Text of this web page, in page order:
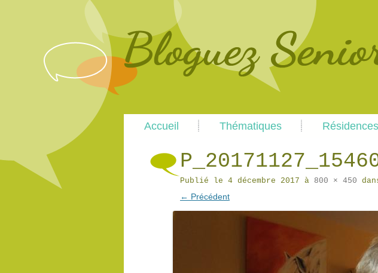
menuAccueil Thématiques Résidences
Publié le 4 décembre 2017 à 800 × 450
← Précédent